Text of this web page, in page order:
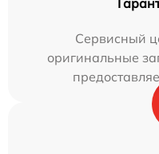
Сервисный
оригинальные